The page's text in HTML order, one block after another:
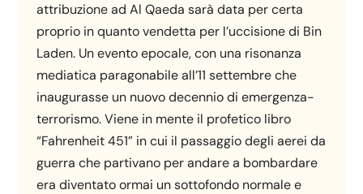
attribuzione ad Al Qaeda sarà data per certa
proprio in quanto vendetta per l’uccisione di Bin
Laden. Un evento epocale, con una risonanza
mediatica paragonabile all’11 settembre che
inaugurasse un nuovo decennio di emergenza-
terrorismo. Viene in mente il profetico libro
“Fahrenheit 451” in cui il passaggio degli aerei da
guerra che partivano per andare a bombardare
era diventato ormai un sottofondo normale e